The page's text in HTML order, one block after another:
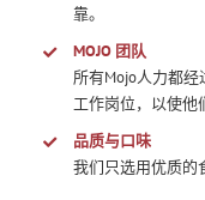
靠。
MOJO 团队
所有Mojo人力都
工作岗位，以使他
品质与口味
我们只选用优质的